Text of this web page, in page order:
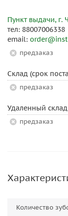
Пункт выдачи, г.
тел: 88007006338
email:
Предзаказ
Склад (срок
Предзаказ
Удаленный
Предзаказ
Количество